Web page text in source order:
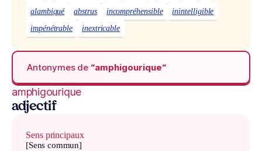
alambiqué
abstrus incompréhensible
inintelligible
impénétrable
inextricable
Antonymes de “amphigourique“
amphigourique
adjectif
Sens principaux
[Sens commun]